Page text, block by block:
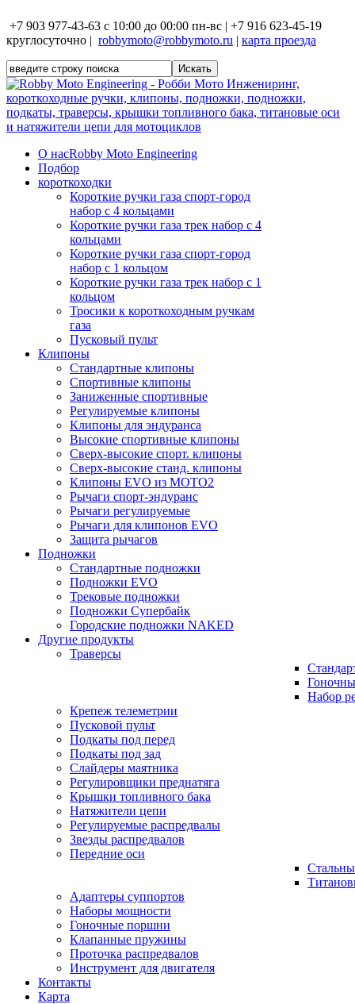
+7 903 977-43-63 с 10:00 до 00:00 пн-вс | +7 916 623-45-19
круглосуточно | robbymoto@robbymoto.ru | карта проезда
О насRobby Moto Engineering
Подбор
короткоходки
Короткие ручки газа спорт-город
набор с 4 кольцами
Короткие ручки газа трек набор с 4
кольцами
Короткие ручки газа спорт-город
набор с 1 кольцом
Короткие ручки газа трек набор с 1
кольцом
Тросики к короткоходным ручкам
газа
Пусковый пульт
Клипоны
Стандартные клипоны
Спортивные клипоны
Заниженные спортивные
Регулируемые клипоны
Клипоны для эндуранса
Высокие спортивные клипоны
Сверх-высокие спорт. клипоны
Сверх-высокие станд. клипоны
Клипоны EVO из MOTO2
Рычаги спорт-эндуранс
Рычаги регулируемые
Рычаги для клипонов EVO
Защита рычагов
Подножки
Стандартные подножки
Подножки EVO
Трековые подножки
Подножки Супербайк
Городские подножки NAKED
Другие продукты
Траверсы
Набор
Крепеж телеметрии
Пусковой пульт
Подкаты под перед
Подкаты под зад
Слайдеры маятника
Регулировщики преднатяга
Крышки топливного бака
Натяжители цепи
Регулируемые распредвалы
Звезды распредвалов
Передние оси
Адаптеры суппортов
Наборы мощности
Гоночные поршни
Клапанные пружины
Проточка распредвалов
Инструмент для двигателя
Контакты
Карта